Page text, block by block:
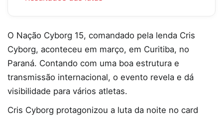
O Nação Cyborg 15, comandado pela lenda Cris
Cyborg, aconteceu em março, em Curitiba, no
Paraná. Contando com uma boa estrutura e
transmissão internacional, o evento revela e dá
visibilidade para vários atletas.
Cris Cyborg protagonizou a luta da noite no card